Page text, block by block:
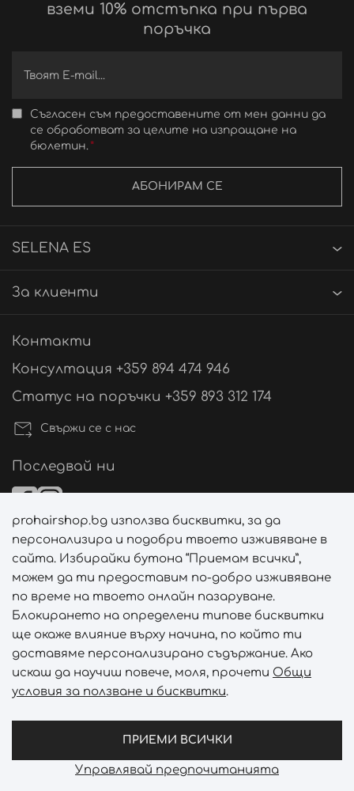
вземи 10% отстъпка при първа
поръчка
Съгласен съм предоставените от мен данни да
се обработват за целите на изпращане на
бюлетин.
АБОНИРАМ СЕ
SELENA ES
За клиенти
Контакти
Консултация +359 894 474 946
Статус на поръчки +359 893 312 174
Свържи се с нас
Последвай ни
Начини на плащане
Начини на доставка
Отключи ексклузивни отстъпки и лимитирани
Prohair Shop © 2026 - Всички права запазени
prohairshop.bg използва бисквитки, за да
персонализира и подобри твоето изживяване в
сайта. Избирайки бутона “Приемам всички”,
можем да ти предоставим по-добро изживяване
по време на твоето онлайн пазаруване.
Блокирането на определени типове бисквитки
ще окаже влияние върху начина, по който ти
доставяме персонализирано съдържание. Ако
искаш да научиш повече, моля, прочети Общи
условия за ползване и бисквитки.
ПРИЕМИ ВСИЧКИ
Управлявай предпочитанията